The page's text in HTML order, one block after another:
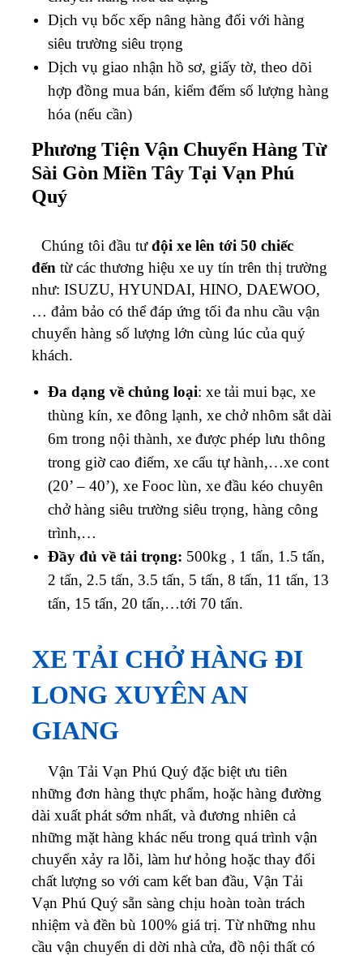
Dịch vụ bốc xếp nâng hàng đối với hàng
siêu trường siêu trọng
Dịch vụ giao nhận hồ sơ, giấy tờ, theo dõi
hợp đồng mua bán, kiểm đếm số lượng hàng
hóa (nếu cần)
Phương Tiện Vận Chuyển Hàng Từ
Sài Gòn Miền Tây Tại Vạn Phú
Quý
Chúng tôi đầu tưđội xe lên tới 50 chiếc
đến từ các thương hiệu xe uy tín trên thị trường
như: ISUZU, HYUNDAI, HINO, DAEWOO,
… đảm bảo có thể đáp ứng tối đa nhu cầu vận
chuyển hàng số lượng lớn cùng lúc của quý
khách.
Đa dạng về chủng loại: xe tải mui bạc, xe
thùng kín, xe đông lạnh, xe chở nhôm sắt dài
6m trong nội thành, xe được phép lưu thông
trong giờ cao điểm, xe cẩu tự hành,…xe cont
(20’ – 40’), xe Fooc lùn, xe đầu kéo chuyên
chở hàng siêu trường siêu trọng, hàng công
trình,…
Đầy đủ về tải trọng: 500kg , 1 tấn, 1.5 tấn,
2 tấn, 2.5 tấn, 3.5 tấn, 5 tấn, 8 tấn, 11 tấn, 13
tấn, 15 tấn, 20 tấn,…tới 70 tấn.
XE TẢI CHỞ HÀNG ĐI
LONG XUYÊN AN
GIANG
Vận Tải Vạn Phú Quý đặc biệt ưu tiên
những đơn hàng thực phẩm, hoặc hàng đường
dài xuất phát sớm nhất, và đương nhiên cả
những mặt hàng khác nếu trong quá trình vận
chuyển xảy ra lỗi, làm hư hỏng hoặc thay đổi
chất lượng so với cam kết ban đầu, Vận Tải
Vạn Phú Quý sẵn sàng chịu hoàn toàn trách
nhiệm và đền bù 100% giá trị. Từ những nhu
cầu vận chuyển di dời nhà cửa, đồ nội thất có